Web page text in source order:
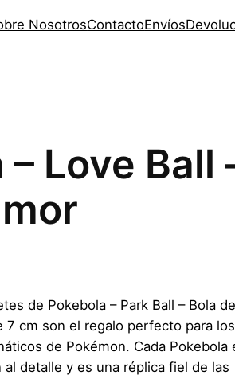
NosotrosContactoEnvíos
Love Ball
de Pokebola – Park Ball – Bola de
7 cm son el regalo perfecto para los
de Pokémon. Cada Pokebola
detalle y es una réplica fiel de las